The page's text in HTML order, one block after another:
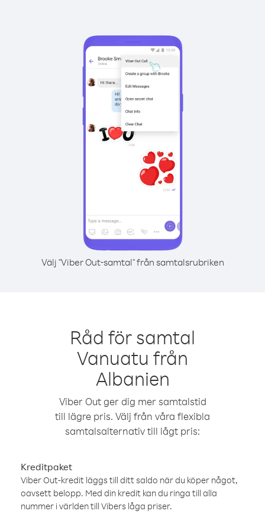
Välj "Viber Out-samtal" från samtalsrubriken
Råd för samtal
Vanuatu från
Albanien
Viber Out ger dig mer samtalstid
till lägre pris. Välj från våra flexibla
samtalsalternativ till lågt pris:
Kreditpaket
Viber Out-kredit läggs till ditt saldo när du köper något,
oavsett belopp. Med din kredit kan du ringa till alla
nummer i världen till Vibers låga priser.